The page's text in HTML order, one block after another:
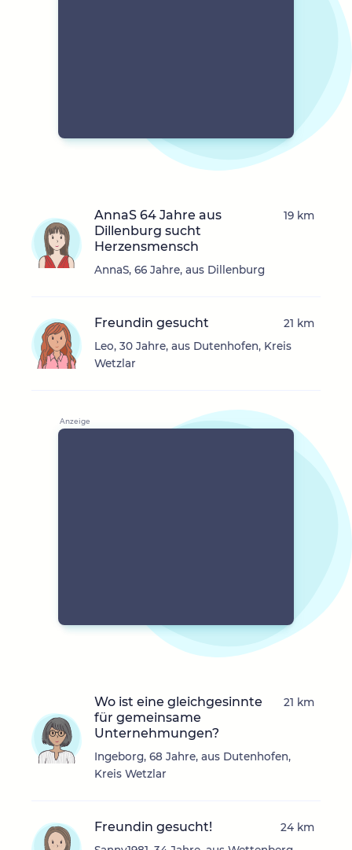
AnnaS 64 Jahre aus
Dillenburg sucht
Herzensmensch
AnnaS, 66 Jahre, aus Dillenburg
19 km
Freundin gesucht
Leo, 30 Jahre, aus Dutenhofen, Kreis
Wetzlar
21 km
Wo ist eine gleichgesinnte
für gemeinsame
Unternehmungen?
Ingeborg, 68 Jahre, aus Dutenhofen,
Kreis Wetzlar
21 km
Freundin gesucht! 24 km